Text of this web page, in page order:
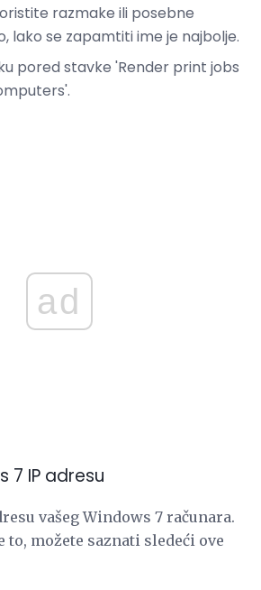
razmake ili posebne
lako se zapamtiti ime je najbolje.
pored stavke 'Render print jobs
ad
7 IP adresu
vašeg Windows 7 računara.
to, možete saznati sledeći ove